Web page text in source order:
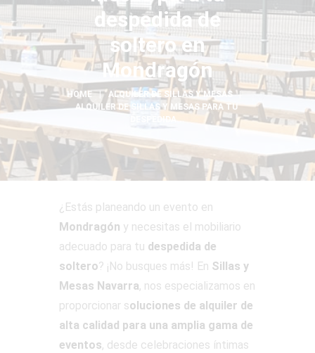
despedida de
soltero en
Mondragón
HOME
ALQUILER DE SILLAS Y MESAS
ALQUILER DE SILLAS Y MESAS PARA TU
DESPEDIDA...
¿Estás planeando un evento en
Mondragón y necesitas el mobiliario
adecuado para tu despedida de
soltero? ¡No busques más! En Sillas y
Mesas Navarra, nos especializamos en
proporcionar soluciones de alquiler de
alta calidad para una amplia gama de
eventos, desde celebraciones íntimas